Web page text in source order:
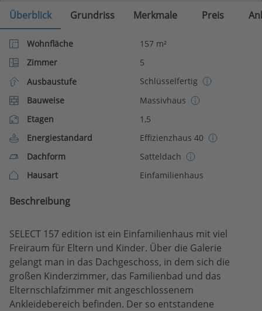
Überblick Grundriss Merkmale Preis
Wohnfläche
157 m²
Zimmer
5
Ausbaustufe
Schlüsselfertig
Bauweise
Massivhaus
Etagen
1,5
Energiestandard
Effizienzhaus 40
Dachform
Satteldach
Hausart
Einfamilienhaus
Beschreibung
SELECT 157 edition ist ein Einfamilienhaus mit viel
Freiraum für Eltern und Kinder. Über die Galerie
gelangt man in das Dachgeschoss, in dem sich die
großen Kinderzimmer, das Familienbad und das
Elternschlafzimmer mit angeschlossenem
Ankleidebereich befinden. Der so entstandene